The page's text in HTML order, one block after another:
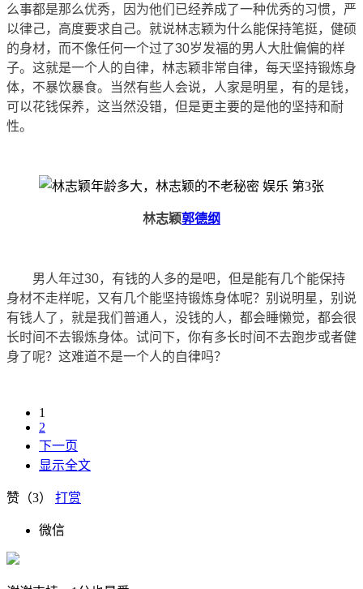
么事都是那么优秀，因为他们已经养成了一种优秀的习惯，严
以律己，高度要求自己。就说林志颖为什么能保持笔挺，健硕
的身材，而不像任何一个过了30岁发福的男人大肚偏偏的样
子。这就是一个人的自律，林志颖非常自律，每天坚持锻炼身
体，不暴饮暴食。当然有些人会说，人家是明星，有的是钱，
可以花钱保养，这当然没错，但是更主要的是他的坚持和耐
性。
林志颖郭德纲
男人年过30，有钱的人多的是吧，但是能有几个能保持
身材不走样呢，又有几个能坚持锻炼身体呢？别说明星，别说
有钱人了，就是我们普通人，没钱的人，都会睡懒觉，都会很
长时间不去锻炼身体。试问下，你有多长时间不去跑步或者健
身了呢？这难道不是一个人的自律吗？
1
2
下一页
显示全文
赞（3） 打赏
微信